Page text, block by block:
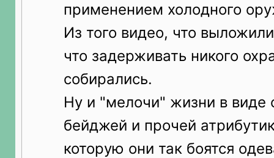
применением холодного
Из того видео, что
что задерживать никого
собирались.
Ну и "мелочи" жизни в виде
бейджей и прочей
которую они так боятся